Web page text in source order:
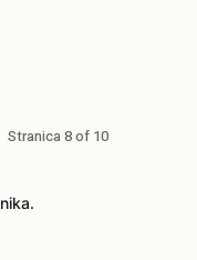
Stranica 8 of 10